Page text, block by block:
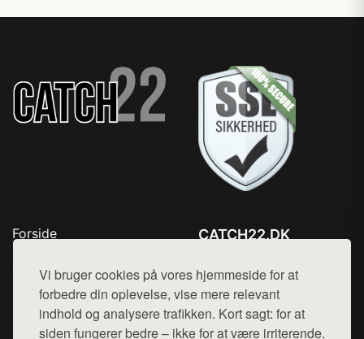
Vi bruger cookies på vores hjemmeside for at
forbedre din oplevelse, vise mere relevant
indhold og analysere trafikken. Kort sagt: for at
siden fungerer bedre – ikke for at være irriterende.
Forside
Top Rabatter
Kontakt
CATCH22.DK
Mail: hej@want.dk
Cookie- og privatlivspolitik